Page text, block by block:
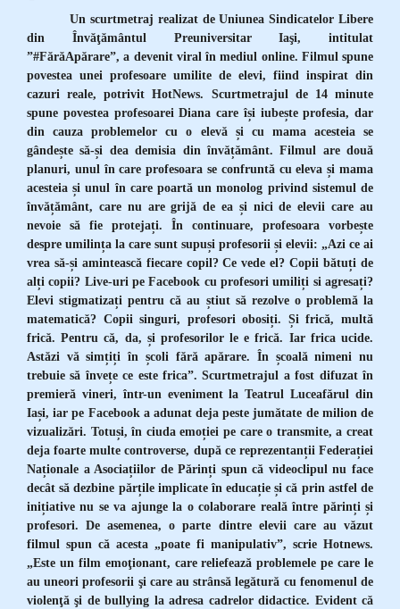
Un scurtmetraj realizat de Uniunea Sindicatelor Libere
din Învăţământul Preuniversitar Iaşi, intitulat
”#FărăApărare”, a devenit viral în mediul online. Filmul spune
povestea unei profesoare umilite de elevi, fiind inspirat din
cazuri reale, potrivit HotNews. Scurtmetrajul de 14 minute
spune povestea profesoarei Diana care își iubește profesia, dar
din cauza problemelor cu o elevă și cu mama acesteia se
gândește să-și dea demisia din învățământ. Filmul are două
planuri, unul în care profesoara se confruntă cu eleva și mama
acesteia și unul în care poartă un monolog privind sistemul de
învățământ, care nu are grijă de ea și nici de elevii care au
nevoie să fie protejați. În continuare, profesoara vorbește
despre umilința la care sunt supuși profesorii și elevii: „Azi ce ai
vrea să-și amintească fiecare copil? Ce vede el? Copii bătuți de
alți copii? Live-uri pe Facebook cu profesori umiliți si agresați?
Elevi stigmatizați pentru că au știut să rezolve o problemă la
matematică? Copii singuri, profesori obosiți. Și frică, multă
frică. Pentru că, da, și profesorilor le e frică. Iar frica ucide.
Astăzi vă simțiți în școli fără apărare. În școală nimeni nu
trebuie să învețe ce este frica”. Scurtmetrajul a fost difuzat în
premieră vineri, într-un eveniment la Teatrul Luceafărul din
Iași, iar pe Facebook a adunat deja peste jumătate de milion de
vizualizări. Totuși, în ciuda emoției pe care o transmite, a creat
deja foarte multe controverse, după ce reprezentanții Federației
Naționale a Asociațiilor de Părinți spun că videoclipul nu face
decât să dezbine părțile implicate în educație și că prin astfel de
inițiative nu se va ajunge la o colaborare reală între părinți și
profesori. De asemenea, o parte dintre elevii care au văzut
filmul spun că acesta „poate fi manipulativ”, scrie Hotnews.
„Este un film emoţionant, care reliefează problemele pe care le
au uneori profesorii şi care au strânsă legătură cu fenomenul de
violenţă şi de bullying la adresa cadrelor didactice. Evident că